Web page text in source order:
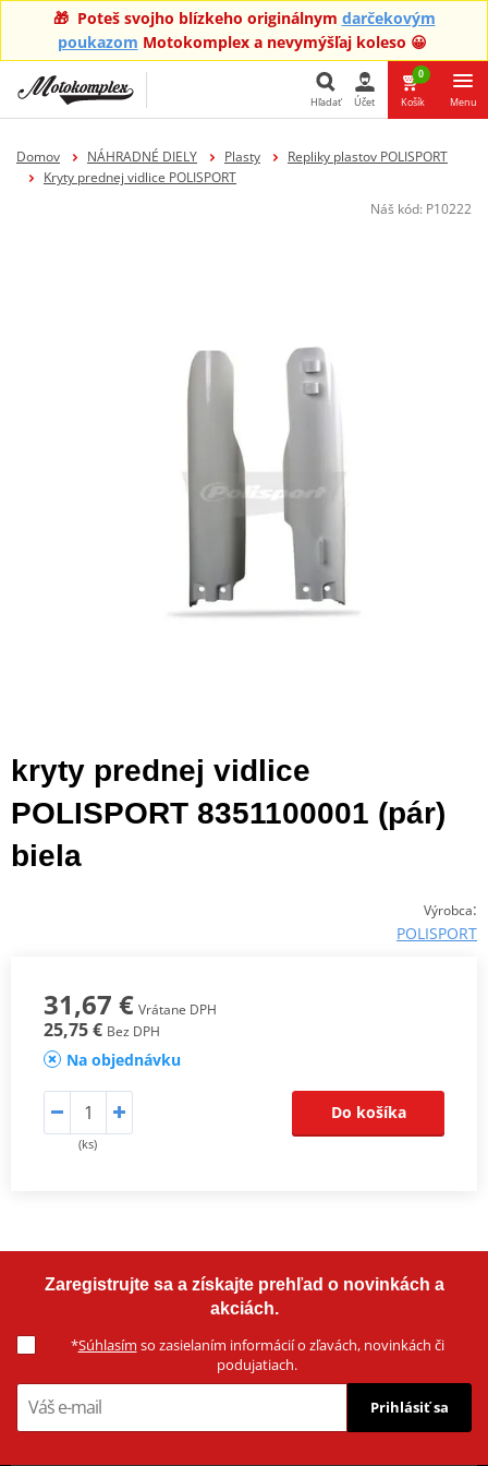
🎁 Poteš svojho blízkeho originálnym darčekovým
poukazom Motokomplex a nevymýšľaj koleso 😀
Hľadať
Hľadať Účet
0
Košík Menu
Domov NÁHRADNÉ DIELY Plasty
Repliky plastov POLISPORT
Kryty prednej vidlice POLISPORT
Náš kód: P10222
kryty prednej vidlice
POLISPORT 8351100001 (pár)
biela
Výrobca:
POLISPORT
31,67 € Vrátane DPH
25,75 € Bez DPH
Na objednávku
(ks)
Do košíka
Zaregistrujte sa a získajte prehľad o novinkách a
akciách.
*Súhlasím so zasielaním informácií o zľavách, novinkách či
podujatiach.
Prihlásiť sa